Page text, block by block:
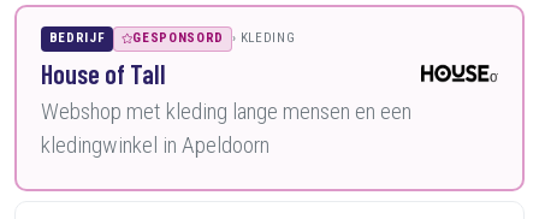
BEDRIJF GESPONSORD KLEDING
House of Tall
Webshop met kleding lange mensen en een
kledingwinkel in Apeldoorn